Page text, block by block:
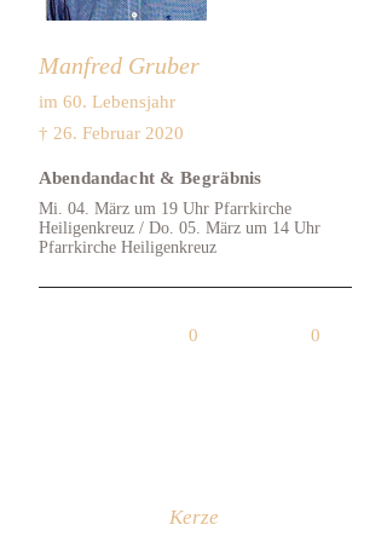
im 60. Lebensjahr
† 26. Februar 2020
Manfred Gruber
Abendandacht & Begräbnis
Mi. 04. März um 19 Uhr Pfarrkirche
Heiligenkreuz / Do. 05. März um 14 Uhr
Pfarrkirche Heiligenkreuz
0 0
Kerze